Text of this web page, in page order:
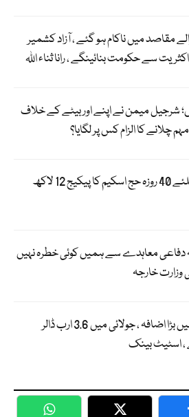
مقاصد میں ناکام ہو گئے ، آزاد کشمیر
سے حکومت بنائینگے ، رانا ثناء اللہ
شرجیل میمن نے اپنے اور بیٹے کے خلاف
چلانے کا الزام کس پر لگایا؟
اگلے سال کیلئے 40 روزہ حج اسکیم کا پیکیج 12 لاکھ
معاہدے سے ہمیں کوئی خطرہ نہیں
وزارت خارجہ
ترسیلات زر میں بڑا اضافہ ، جولائی میں 3.6 ارب ڈالر
اسٹیٹ بینک